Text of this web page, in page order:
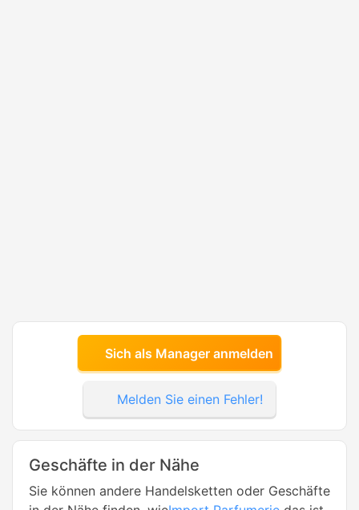
Sich als Manager anmelden
Melden Sie einen Fehler!
Geschäfte in der Nähe
Sie können andere Handelsketten oder Geschäfte